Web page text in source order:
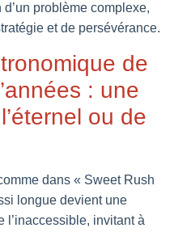
problème complexe,
et de persévérance.
de
: une
ou de
dans « Sweet Rush
longue devient une
l’inaccessible, invitant à